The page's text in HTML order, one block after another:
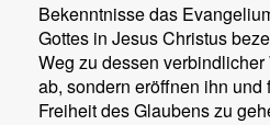
Bekenntnisse das
Gottes in Jesus Christus
Weg zu dessen
ab, sondern eröffnen ihn und
Freiheit des Glaubens zu